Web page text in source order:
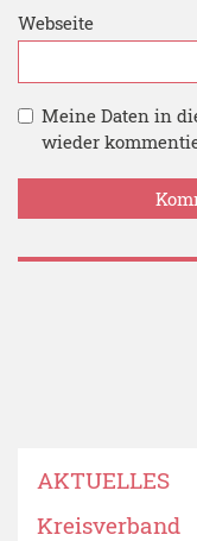
Webseite
Meine Daten in
wieder
AKTUELLES
Kreisverband